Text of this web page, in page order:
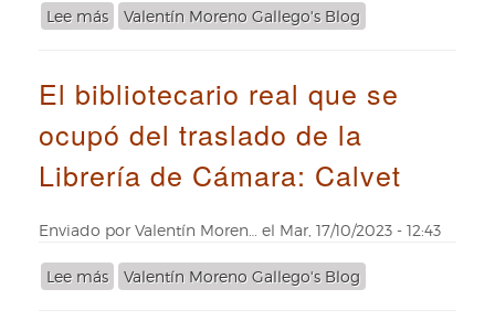
Lee mássobre
o
el
asentamiento
la
Biblioteca
Valentín Moreno Gallego's Blog
El bibliotecario real que se
ocupó del traslado de la
Librería de Cámara: Calvet
Enviado por Valentín Moren… el Mar, 17/10/2023 - 12:43
Lee mássobre
Valentín Moreno Gallego's Blog